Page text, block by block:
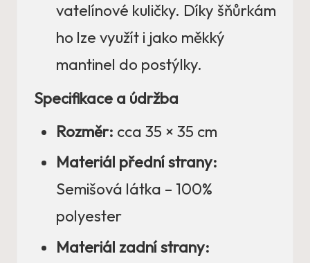
vatelínové kuličky. Díky šňůrkám
ho lze využít i jako měkký
mantinel do postýlky.
Specifikace a údržba
Rozměr: cca 35 × 35 cm
Materiál přední strany:
Semišová látka – 100%
polyester
Materiál zadní strany: